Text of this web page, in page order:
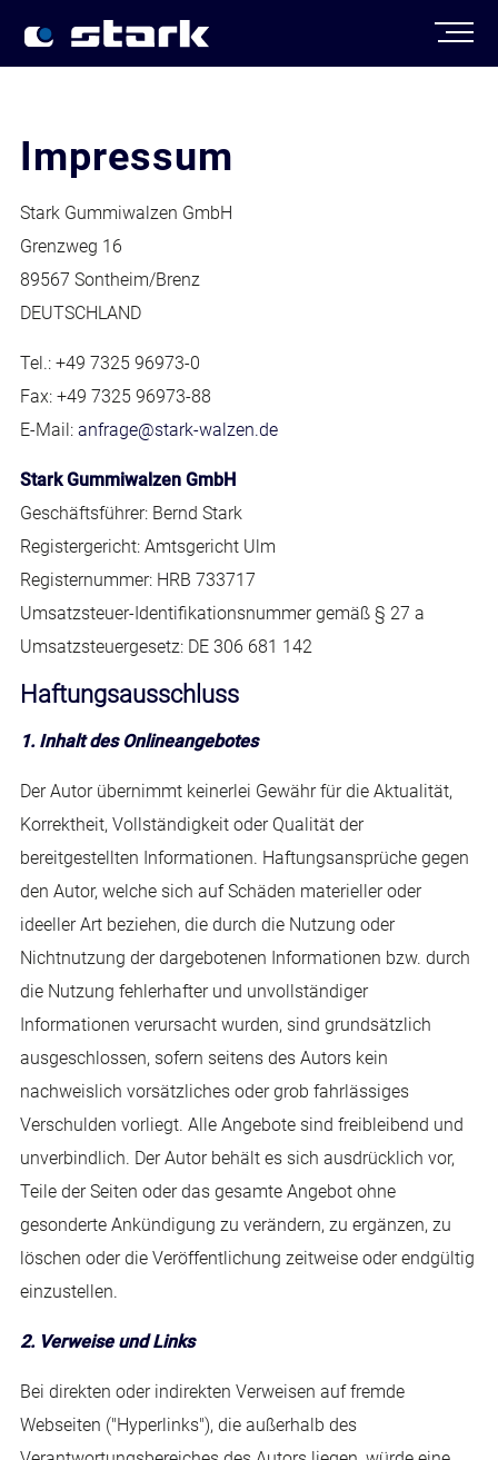
Produkte
Walzenservice
Impressum
Stark Gummiwalzen GmbH
Grenzweg 16
89567 Sontheim/Brenz
DEUTSCHLAND
Tel.: +49 7325 96973-0
Fax: +49 7325 96973-88
E-Mail: anfrage@stark-walzen.de
Stark Gummiwalzen GmbH
Geschäftsführer: Bernd Stark
Registergericht: Amtsgericht Ulm
Registernummer: HRB 733717
Umsatzsteuer-Identifikationsnummer gemäß § 27 a
Umsatzsteuergesetz: DE 306 681 142
Haftungsausschluss
1. Inhalt des Onlineangebotes
Der Autor übernimmt keinerlei Gewähr für die Aktualität,
Korrektheit, Vollständigkeit oder Qualität der
bereitgestellten Informationen. Haftungsansprüche gegen
den Autor, welche sich auf Schäden materieller oder
ideeller Art beziehen, die durch die Nutzung oder
Nichtnutzung der dargebotenen Informationen bzw. durch
die Nutzung fehlerhafter und unvollständiger
Informationen verursacht wurden, sind grundsätzlich
ausgeschlossen, sofern seitens des Autors kein
nachweislich vorsätzliches oder grob fahrlässiges
Verschulden vorliegt. Alle Angebote sind freibleibend und
unverbindlich. Der Autor behält es sich ausdrücklich vor,
Teile der Seiten oder das gesamte Angebot ohne
gesonderte Ankündigung zu verändern, zu ergänzen, zu
löschen oder die Veröffentlichung zeitweise oder endgültig
einzustellen.
2. Verweise und Links
Bei direkten oder indirekten Verweisen auf fremde
Webseiten ("Hyperlinks"), die außerhalb des